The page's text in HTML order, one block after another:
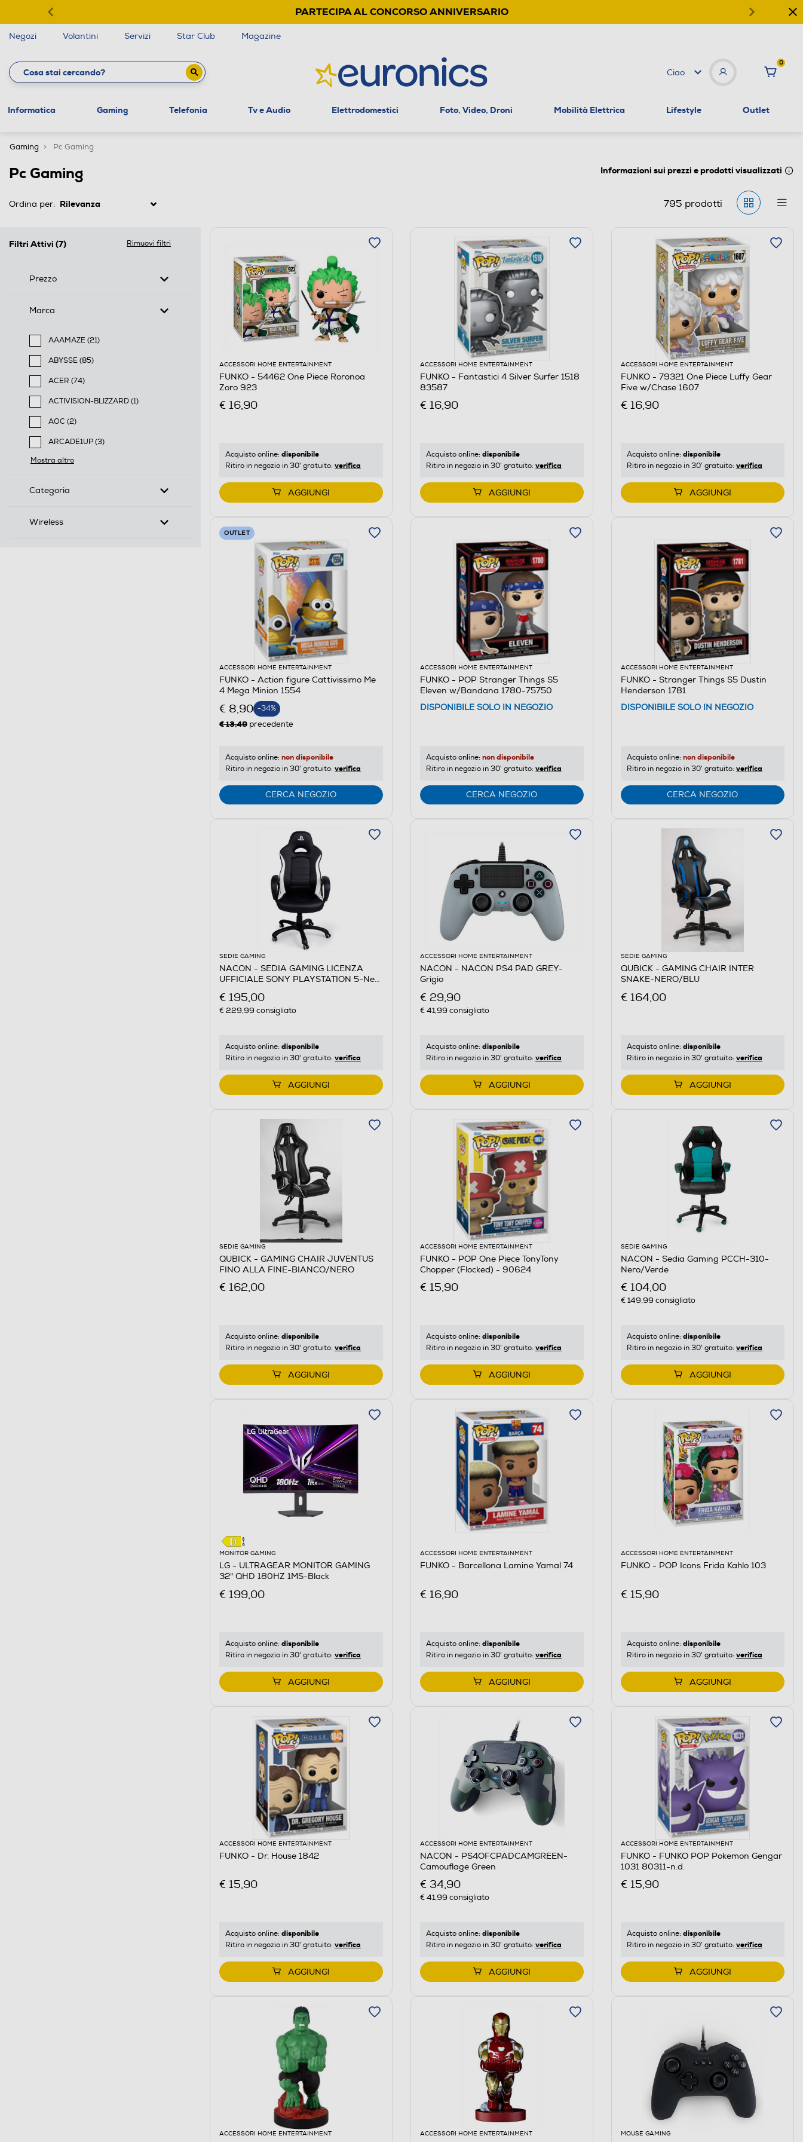
PARTECIPA AL CONCORSO ANNIVERSARIO
Negozi Volantini Servizi Star Club Magazine
Ciao
0
Informatica Gaming Telefonia Tv e Audio Elettrodomestici Foto, Video, Droni Mobilità Elettrica Lifestyle Outlet
Gaming Pc Gaming
Pc Gaming Informazioni sui prezzi e prodotti visualizzati
Ordina per: 795 prodotti
Filtri Attivi (7) Rimuovi filtri
Prezzo
Marca
AAAMAZE (21)
Filtra per Marca: AAAMAZE
ABYSSE (85)
Filtra per Marca: ABYSSE
ACER (74)
Filtra per Marca: ACER
ACTIVISION-BLIZZARD (1)
Filtra per Marca: ACTIVISION-BLIZZARD
AOC (2)
Filtra per Marca: AOC
ARCADE1UP (3)
Filtra per Marca: ARCADE1UP
Mostra altro
Categoria
Wireless
ACCESSORI HOME ENTERTAINMENT
FUNKO - 54462 One Piece Roronoa
Zoro 923
€ 16,90
Acquisto online: disponibile
Ritiro in negozio in 30' gratuito: verifica
AGGIUNGI
ACCESSORI HOME ENTERTAINMENT
FUNKO - Fantastici 4 Silver Surfer 1518
83587
€ 16,90
Acquisto online: disponibile
Ritiro in negozio in 30' gratuito: verifica
AGGIUNGI
ACCESSORI HOME ENTERTAINMENT
FUNKO - 79321 One Piece Luffy Gear
Five w/Chase 1607
€ 16,90
Acquisto online: disponibile
Ritiro in negozio in 30' gratuito: verifica
AGGIUNGI
OUTLET
ACCESSORI HOME ENTERTAINMENT
FUNKO - Action figure Cattivissimo Me
4 Mega Minion 1554
€ 8,90 -34%
€ 13,49 precedente
Acquisto online: non disponibile
Ritiro in negozio in 30' gratuito: verifica
CERCA NEGOZIO
ACCESSORI HOME ENTERTAINMENT
FUNKO - POP Stranger Things S5
Eleven w/Bandana 1780-75750
DISPONIBILE SOLO IN NEGOZIO
Acquisto online: non disponibile
Ritiro in negozio in 30' gratuito: verifica
CERCA NEGOZIO
ACCESSORI HOME ENTERTAINMENT
FUNKO - Stranger Things S5 Dustin
Henderson 1781
DISPONIBILE SOLO IN NEGOZIO
Acquisto online: non disponibile
Ritiro in negozio in 30' gratuito: verifica
CERCA NEGOZIO
SEDIE GAMING
NACON - SEDIA GAMING LICENZA
UFFICIALE SONY PLAYSTATION 5-Nero
€ 195,00
€ 229,99 consigliato
Acquisto online: disponibile
Ritiro in negozio in 30' gratuito: verifica
AGGIUNGI
ACCESSORI HOME ENTERTAINMENT
NACON - NACON PS4 PAD GREY-
Grigio
€ 29,90
€ 41,99 consigliato
Acquisto online: disponibile
Ritiro in negozio in 30' gratuito: verifica
AGGIUNGI
SEDIE GAMING
QUBICK - GAMING CHAIR INTER
SNAKE-NERO/BLU
€ 164,00
Acquisto online: disponibile
Ritiro in negozio in 30' gratuito: verifica
AGGIUNGI
SEDIE GAMING
QUBICK - GAMING CHAIR JUVENTUS
FINO ALLA FINE-BIANCO/NERO
€ 162,00
Acquisto online: disponibile
Ritiro in negozio in 30' gratuito: verifica
AGGIUNGI
ACCESSORI HOME ENTERTAINMENT
FUNKO - POP One Piece TonyTony
Chopper (Flocked) - 90624
€ 15,90
Acquisto online: disponibile
Ritiro in negozio in 30' gratuito: verifica
AGGIUNGI
SEDIE GAMING
NACON - Sedia Gaming PCCH-310-
Nero/Verde
€ 104,00
€ 149,99 consigliato
Acquisto online: disponibile
Ritiro in negozio in 30' gratuito: verifica
AGGIUNGI
MONITOR GAMING
LG - ULTRAGEAR MONITOR GAMING
32" QHD 180HZ 1MS-Black
€ 199,00
Acquisto online: disponibile
Ritiro in negozio in 30' gratuito: verifica
AGGIUNGI
ACCESSORI HOME ENTERTAINMENT
FUNKO - Barcellona Lamine Yamal 74
€ 16,90
Acquisto online: disponibile
Ritiro in negozio in 30' gratuito: verifica
AGGIUNGI
ACCESSORI HOME ENTERTAINMENT
FUNKO - POP Icons Frida Kahlo 103
€ 15,90
Acquisto online: disponibile
Ritiro in negozio in 30' gratuito: verifica
AGGIUNGI
ACCESSORI HOME ENTERTAINMENT
FUNKO - Dr. House 1842
€ 15,90
Acquisto online: disponibile
Ritiro in negozio in 30' gratuito: verifica
AGGIUNGI
ACCESSORI HOME ENTERTAINMENT
NACON - PS4OFCPADCAMGREEN-
Camouflage Green
€ 34,90
€ 41,99 consigliato
Acquisto online: disponibile
Ritiro in negozio in 30' gratuito: verifica
AGGIUNGI
ACCESSORI HOME ENTERTAINMENT
FUNKO - FUNKO POP Pokemon Gengar
1031 80311-n.d.
€ 15,90
Acquisto online: disponibile
Ritiro in negozio in 30' gratuito: verifica
AGGIUNGI
ACCESSORI HOME ENTERTAINMENT ACCESSORI HOME ENTERTAINMENT MOUSE GAMING